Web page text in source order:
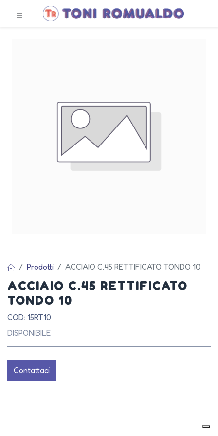
Prodotti ACCIAIO C.45 RETTIFICATO TONDO 10
ACCIAIO C.45 RETTIFICATO
TONDO 10
COD: 15RT10
DISPONIBILE
Contattaci